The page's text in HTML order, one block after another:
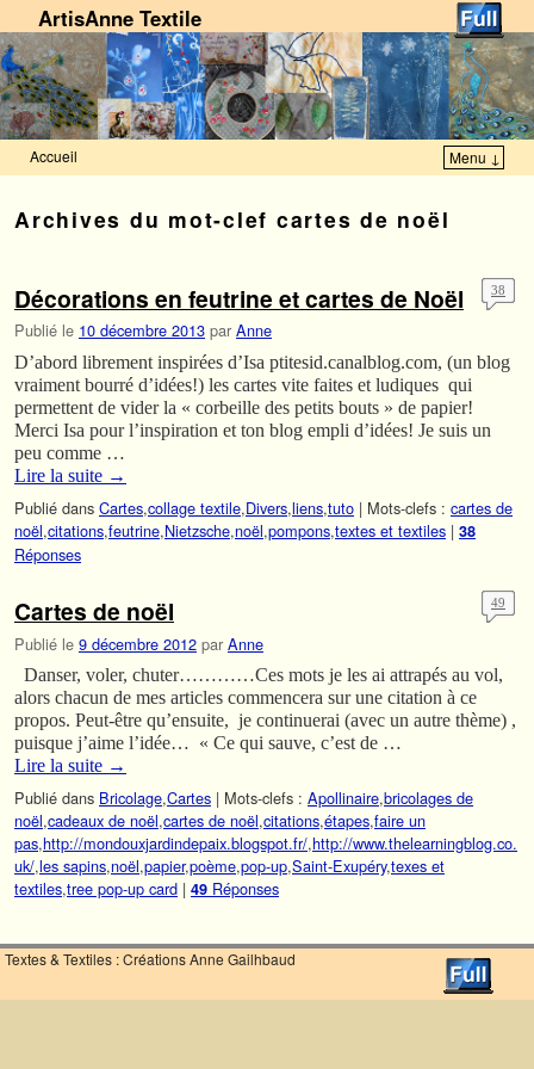
ArtisAnne Textile
Accueil Menu ↓
Archives du mot-clef cartes de noël
Décorations en feutrine et cartes de Noël
Publié le 10 décembre 2013 par Anne
38
D’abord librement inspirées d’Isa ptitesid.canalblog.com, (un blog
vraiment bourré d’idées!) les cartes vite faites et ludiques qui
permettent de vider la « corbeille des petits bouts » de papier!
Merci Isa pour l’inspiration et ton blog empli d’idées! Je suis un
peu comme …
Lire la suite →
Publié dans Cartes,collage textile,Divers,liens,tuto | Mots-clefs : cartes de
noël,citations,feutrine,Nietzsche,noël,pompons,textes et textiles | 38
Réponses
Cartes de noël
Publié le 9 décembre 2012 par Anne
49
Danser, voler, chuter…………Ces mots je les ai attrapés au vol,
alors chacun de mes articles commencera sur une citation à ce
propos. Peut-être qu’ensuite, je continuerai (avec un autre thème) ,
puisque j’aime l’idée… « Ce qui sauve, c’est de …
Lire la suite →
Publié dans Bricolage,Cartes | Mots-clefs : Apollinaire,bricolages de
noël,cadeaux de noël,cartes de noël,citations,étapes,faire un
pas,http://mondouxjardindepaix.blogspot.fr/,http://www.thelearningblog.co.
uk/,les sapins,noël,papier,poème,pop-up,Saint-Exupéry,texes et
textiles,tree pop-up card | 49 Réponses
Textes & Textiles : Créations Anne Gailhbaud